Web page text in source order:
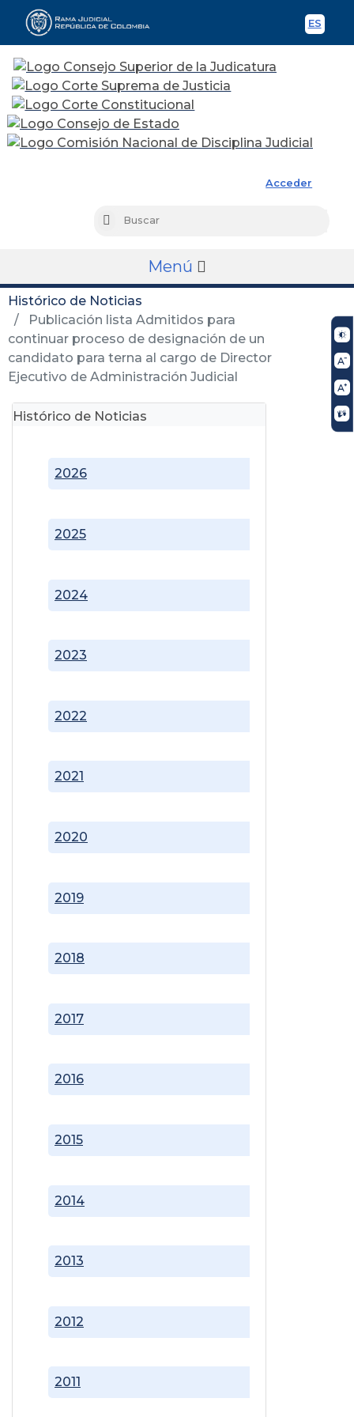
ES
Acceder
Buscar
Menú
Histórico de Noticias
Publicación lista Admitidos para
continuar proceso de designación de un
candidato para terna al cargo de Director
Ejecutivo de Administración Judicial
Histórico de Noticias
2011
2012
2013
2014
2015
2016
2017
2018
2019
2020
2021
2022
2023
2024
2025
2026